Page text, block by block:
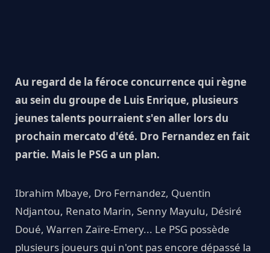
Au regard de la féroce concurrence qui règne
au sein du groupe de Luis Enrique, plusieurs
jeunes talents pourraient s'en aller lors du
prochain mercato d'été. Dro Fernandez en fait
partie. Mais le PSG a un plan.
Ibrahim Mbaye, Dro Fernandez, Quentin
Ndjantou, Renato Marin, Senny Mayulu, Désiré
Doué, Warren Zaïre-Emery... Le PSG possède
plusieurs joueurs qui n'ont pas encore dépassé la